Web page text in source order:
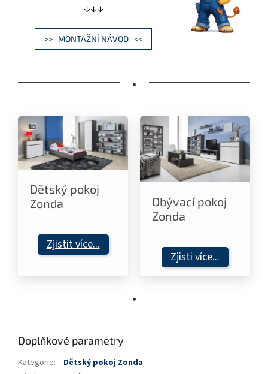
↓↓↓
>> MONTÁŽNÍ NÁVOD <<
•
Dětský pokoj
Zonda
Zjistit více...
Obývací pokoj
Zonda
Zjisti více...
•
Doplňkové parametry
Kategorie:
Dětský pokoj Zonda